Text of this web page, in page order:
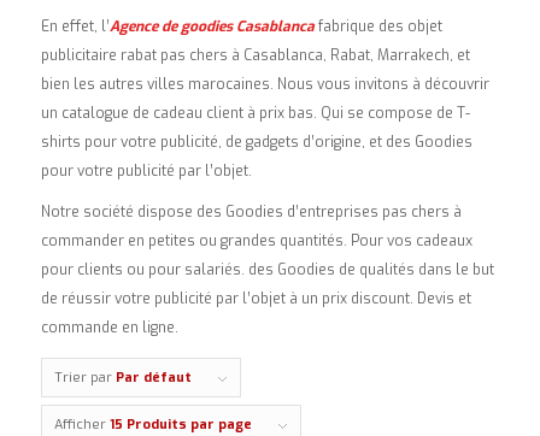
En effet, l’Agence de goodies Casablancafabrique des objet
publicitaire rabat pas chers à Casablanca, Rabat, Marrakech, et
bien les autres villes marocaines. Nous vous invitons à découvrir
un catalogue de cadeau client à prix bas. Qui se compose de T-
shirts pour votre publicité, de gadgets d’origine, et des Goodies
pour votre publicité par l’objet.
Notre société dispose des Goodies d’entreprises pas chers à
commander en petites ou grandes quantités. Pour vos cadeaux
pour clients ou pour salariés. des Goodies de qualités dans le but
de réussir votre publicité par l’objet à un prix discount. Devis et
commande en ligne.
Trier par Par défaut
Afficher 15 Produits par page